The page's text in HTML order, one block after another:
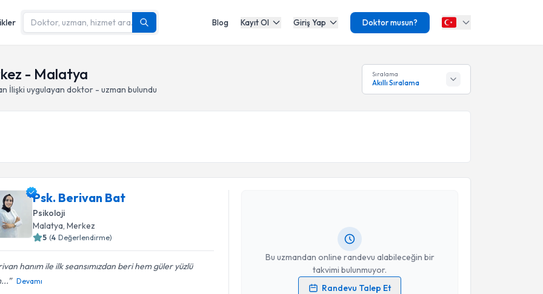
Blog Kayıt Ol Giriş Yap Doktor musun?
- Malatya
İlişki uygulayan doktor - uzman bulundu
Sıralama
Akıllı Sıralama
Psk. Berivan Bat
Psikoloji
Malatya, Merkez
5 (4 Değerlendirme)
hanım ile ilk seansımızdan beri hem güler yüzlü
Devamı
Bu uzmandan online randevu alabileceğin bir
takvimi bulunmuyor.
Randevu Talep Et
Psk. Berivan Bat